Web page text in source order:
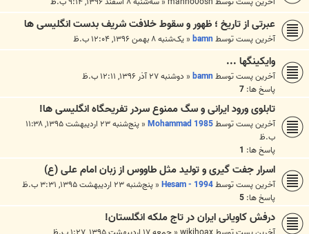
عبرتی از تاریخ ؛ ظهور و سقوط خلافت شریف بدست انگلیسی ها
آخرین پست توسطbamn
« یک‌شنبه ۸ بهمن ۱۳۹۶, ۱۲:۰۴ ب.ظ
وایکینگها ...
آخرین پست توسطbamn
« دوشنبه ۲۷ آذر ۱۳۹۶, ۱۲:۱۱ ب.ظ
پاسخ ها: 7
تابلوی ورود ایرانی و سگ ممنوع سردر تفریحگاه انگلیسی ها!
آخرین پست توسطMohammad 1985
«
پنج‌شنبه ۲۳ اردیبهشت ۱۳۹۵, ۱۱:۳۸
ب.ظ
پاسخ ها: 1
اسرار جفت گیری و تولید مثل طاووس از زبان امام علی (ع)
آخرین پست توسطHesam - 1994
« پنج‌شنبه ۲۳ اردیبهشت ۱۳۹۵, ۳:۳۱ ب.ظ
پاسخ ها: 5
درفش کاویانی ایران در تاج ملکه انگلستان!